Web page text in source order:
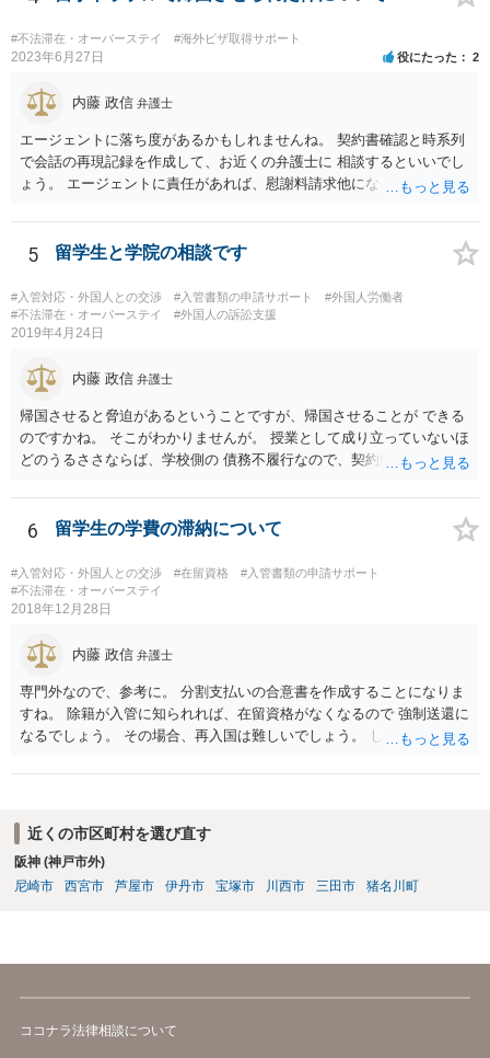
#不法滞在・オーバーステイ #海外ビザ取得サポート
2023年6月27日 役にたった 2
内藤 政信 弁護士
エージェントに落ち度があるかもしれませんね。 契約書確認と時系列
で会話の再現記録を作成して、お近くの弁護士に 相談するといいでし
ょう。 エージェントに責任があれば、慰謝料請求他になるでしょう。
5 留学生と学院の相談です
#入管対応・外国人との交渉 #入管書類の申請サポート
#外国人労働者
#不法滞在・オーバーステイ
#外国人の訴訟支援
2019年4月24日
内藤 政信 弁護士
帰国させると脅迫があるということですが、帰国させることが できる
のですかね。 そこがわかりませんが。 授業として成り立っていないほ
どのうるささならば、学校側の 債務不履行なので、契約解除、あるい
て、在留資格に問題が出るといけません から、その点が気になるとこ
ろですね。
6 留学生の学費の滞納について
#入管対応・外国人との交渉 #在留資格
#入管書類の申請サポート
#不法滞在・オーバーステイ
2018年12月28日
内藤 政信 弁護士
専門外なので、参考に。 分割支払いの合意書を作成することになりま
すね。 除籍が入管に知られれば、在留資格がなくなるので 強制送還に
なるでしょう。 その場合、再入国は難しいでしょう。 したがって、結
いように思いますね。
近くの市区町村を選び直す
阪神 (神戸市外)
尼崎市
西宮市 芦屋市 伊丹市 宝塚市 川西市 三田市 猪名川町
ココナラ法律相談について